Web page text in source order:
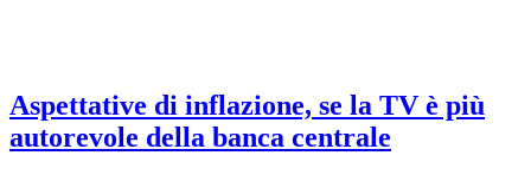
Aspettative di inflazione, se la TV è più
autorevole della banca centrale